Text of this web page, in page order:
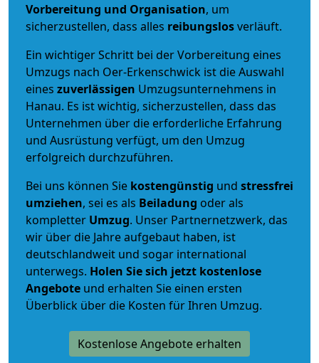
Vorbereitung und Organisation, um
sicherzustellen, dass alles reibungslosverläuft.
Ein wichtiger Schritt bei der Vorbereitung eines
Umzugs nach Oer-Erkenschwick ist die Auswahl
eines zuverlässigen Umzugsunternehmens in
Hanau. Es ist wichtig, sicherzustellen, dass das
Unternehmen über die erforderliche Erfahrung
und Ausrüstung verfügt, um den Umzug
erfolgreich durchzuführen.
Bei uns können Sie kostengünstig und stressfrei
umziehen, sei es als Beiladung oder als
kompletter Umzug. Unser Partnernetzwerk, das
wir über die Jahre aufgebaut haben, ist
deutschlandweit und sogar international
unterwegs. Holen Sie sich jetzt kostenlose
Angebote und erhalten Sie einen ersten
Überblick über die Kosten für Ihren Umzug.
Kostenlose Angebote erhalten